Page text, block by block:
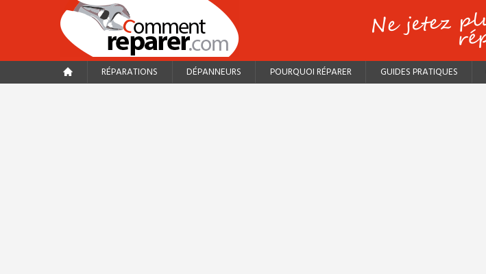
RÉPARATIONS DÉPANNEURS POURQUOI RÉPARER GUIDES PRATIQUES